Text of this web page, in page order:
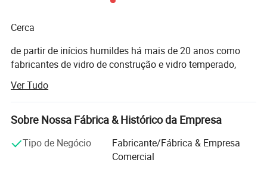
Cerca
de partir de inícios humildes há mais de 20 anos como
fabricantes de vidro de construção e vidro temperado,
líder da China de grades de vidro, Fence de Piscina de
vidro, janelas e portas de alumínio, paredes de cortina,
fachada de vidro estrutural
com mais de 20 anos de experiência, Qingdao Rocky
Industry Co., Ltd é reconhecida por proprietários,
Ver Tudo
Sobre Nossa Fábrica & Histórico da Empresa
Tipo de Negócio
Fabricante/Fábrica & Empresa
Comercial